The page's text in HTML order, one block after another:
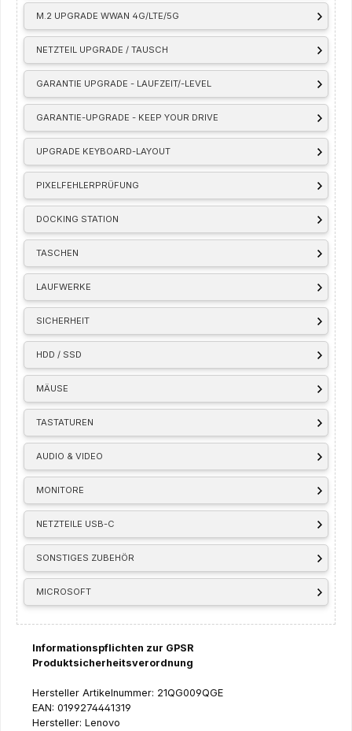
M.2 UPGRADE WWAN 4G/LTE/5G
NETZTEIL UPGRADE / TAUSCH
GARANTIE UPGRADE - LAUFZEIT/-LEVEL
GARANTIE-UPGRADE - KEEP YOUR DRIVE
UPGRADE KEYBOARD-LAYOUT
PIXELFEHLERPRÜFUNG
DOCKING STATION
TASCHEN
LAUFWERKE
SICHERHEIT
HDD / SSD
MÄUSE
TASTATUREN
AUDIO & VIDEO
MONITORE
NETZTEILE USB-C
SONSTIGES ZUBEHÖR
MICROSOFT
Informationspflichten zur GPSR
Produktsicherheitsverordnung
Hersteller Artikelnummer: 21QG009QGE
EAN: 0199274441319
Hersteller: Lenovo